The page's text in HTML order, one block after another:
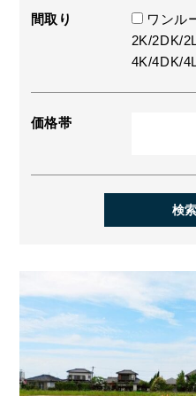
間取り ワンル
2K/2DK/
4K/4DK/
価格帯